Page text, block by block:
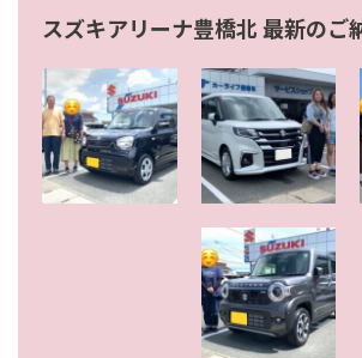
スズキアリーナ豊橋北 最新のご